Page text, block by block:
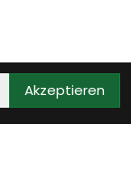
Akzeptieren